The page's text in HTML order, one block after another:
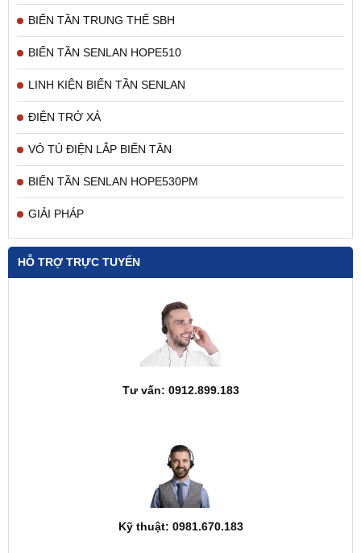
BIẾN TẦN TRUNG THẾ SBH
BIẾN TẦN SENLAN HOPE510
LINH KIỆN BIẾN TẦN SENLAN
ĐIỆN TRỞ XẢ
VỎ TỦ ĐIỆN LẮP BIẾN TẦN
BIẾN TẦN SENLAN HOPE530PM
GIẢI PHÁP
HỖ TRỢ TRỰC TUYẾN
Tư vấn: 0912.899.183
Kỹ thuật: 0981.670.183